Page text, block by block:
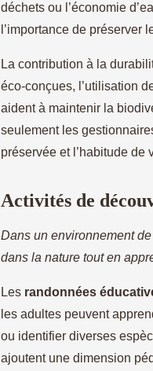
déchets ou l’économie
l’importance de préserver
La contribution à la
éco-conçues, l’utilisation
aident à maintenir la
seulement les
préservée et l’habitude de
Activités de
Dans un environnement
dans la nature tout en
Les randonnées
les adultes peuvent
ou identifier diverses
ajoutent une dimension